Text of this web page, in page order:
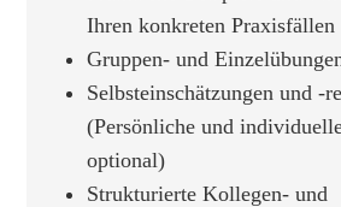
Ihren konkreten Praxisfällen
Gruppen- und
Selbsteinschätzungen und -
(Persönliche und
optional)
Strukturierte Kollegen- und